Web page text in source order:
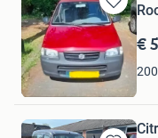
Bewaren
in
Mijn
Favorieten
€
Marco
Almere